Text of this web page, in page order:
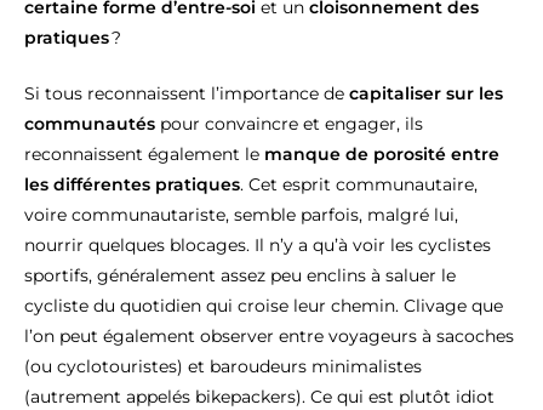
certaine forme d’entre-soi et un cloisonnement des
pratiques?
Si tous reconnaissent l’importance de capitaliser sur les
communautés pour convaincre et engager, ils
reconnaissent également le manque de porosité entre
les différentes pratiques. Cet esprit communautaire,
voire communautariste, semble parfois, malgré lui,
nourrir quelques blocages. Il n’y a qu’à voir les cyclistes
sportifs, généralement assez peu enclins à saluer le
cycliste du quotidien qui croise leur chemin. Clivage que
l’on peut également observer entre voyageurs à sacoches
(ou cyclotouristes) et baroudeurs minimalistes
(autrement appelés bikepackers). Ce qui est plutôt idiot